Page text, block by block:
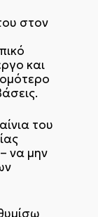
στον
και
του
να μην